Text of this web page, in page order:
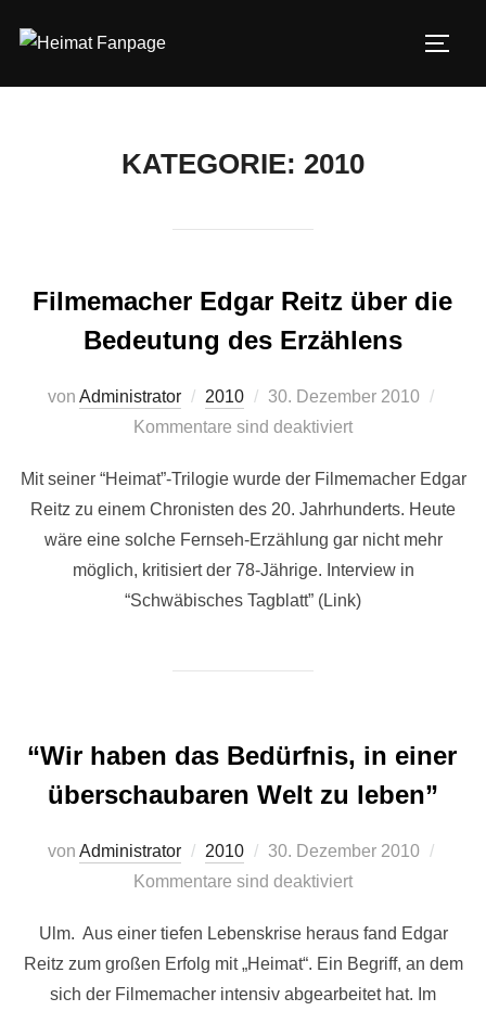
Inhalt
KATEGORIE: 2010
Filmemacher Edgar Reitz über die
Bedeutung des Erzählens
von Administrator 2010
Veröffentlicht
am
30. Dezember 2010
Kommentare sind deaktiviert
Mit seiner “Heimat”-Trilogie wurde der Filmemacher Edgar
Reitz zu einem Chronisten des 20. Jahrhunderts. Heute
wäre eine solche Fernseh-Erzählung gar nicht mehr
möglich, kritisiert der 78-Jährige. Interview in
“Schwäbisches Tagblatt” (Link)
“Wir haben das Bedürfnis, in einer
überschaubaren Welt zu leben”
von Administrator 2010
Veröffentlicht
am
30. Dezember 2010
Kommentare sind deaktiviert
Ulm. Aus einer tiefen Lebenskrise heraus fand Edgar
Reitz zum großen Erfolg mit „Heimat“. Ein Begriff, an dem
sich der Filmemacher intensiv abgearbeitet hat. Im